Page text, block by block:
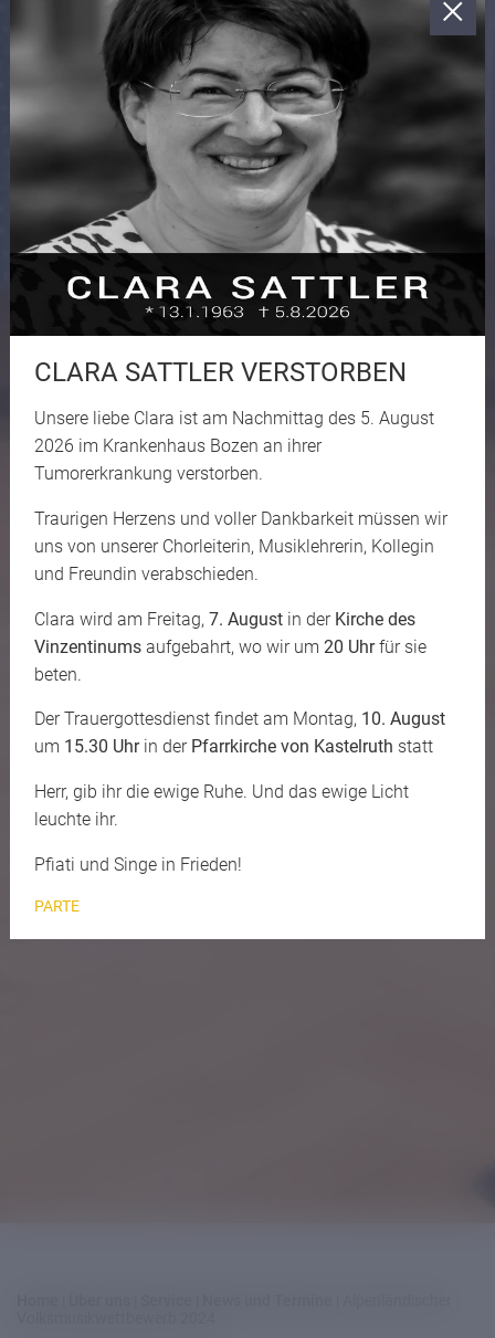
CLARA SATTLER VERSTORBEN
Unsere liebe Clara ist am Nachmittag des 5. August
2026 im Krankenhaus Bozen an ihrer
Tumorerkrankung verstorben.
Traurigen Herzens und voller Dankbarkeit müssen wir
uns von unserer Chorleiterin, Musiklehrerin, Kollegin
und Freundin verabschieden.
Clara wird am Freitag, 7. Augustin der Kirche des
Vinzentinumsaufgebahrt, wo wir um 20 Uhrfür sie
beten.
Der Trauergottesdienst findet am Montag, 10. August
um 15.30 Uhrin der Pfarrkirche von Kastelruth statt
Herr, gib ihr die ewige Ruhe. Und das ewige Licht
leuchte ihr.
Pfiati und Singe in Frieden!
PARTE